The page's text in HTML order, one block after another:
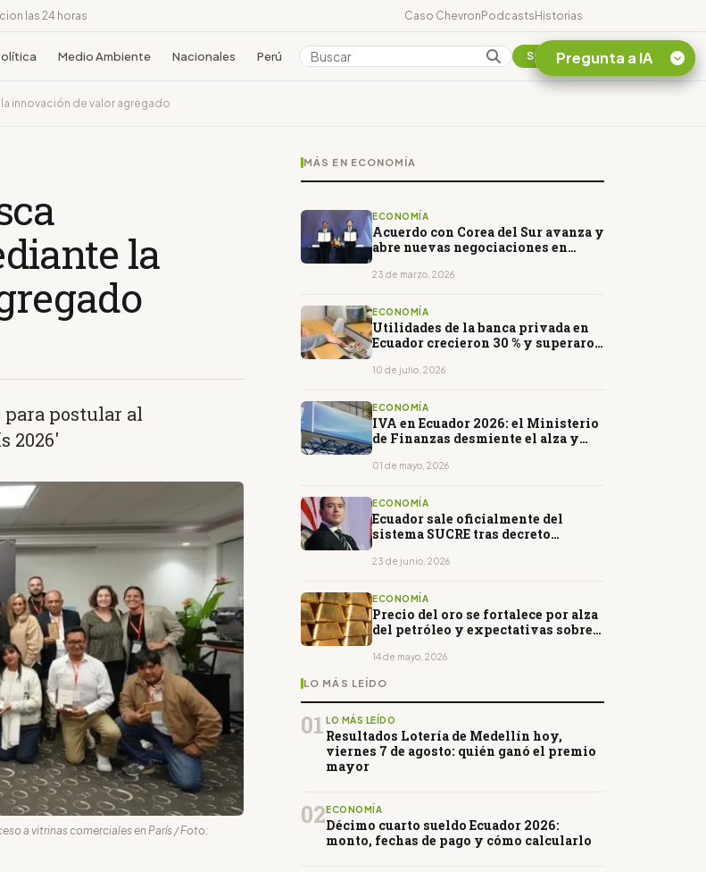
las 24 horas Caso ChevronPodcastsHistorias
Medio Ambiente Nacionales Perú Colombia Suscribirse
innovación de valor agregado
la
para postular al
2026'
a vitrinas comerciales en París / Foto:
MÁS EN ECONOMÍA
ECONOMÍA
Acuerdo con Corea del Sur avanza y
abre nuevas negociaciones en
23 de marzo, 2026
ECONOMÍA
Utilidades de la banca privada en
Ecuador crecieron 30 % y superaron
10 de julio, 2026
ECONOMÍA
IVA en Ecuador 2026: el Ministerio
de Finanzas desmiente el alza y
01 de mayo, 2026
ECONOMÍA
Ecuador sale oficialmente del
sistema SUCRE tras decreto
23 de junio, 2026
ECONOMÍA
Precio del oro se fortalece por alza
del petróleo y expectativas sobre
14 de mayo, 2026
LO MÁS LEÍDO
01 LO MÁS LEÍDO
Resultados Lotería de Medellín hoy,
viernes 7 de agosto: quién ganó el premio
mayor
02 ECONOMÍA
Décimo cuarto sueldo Ecuador 2026:
monto, fechas de pago y cómo calcularlo
Pregunta a IA
¿En que consiste la